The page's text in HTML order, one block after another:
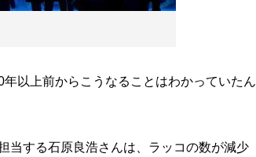
以上前からこうなることはわかっていたん
する石原良浩さんは、ラッコの数が減少